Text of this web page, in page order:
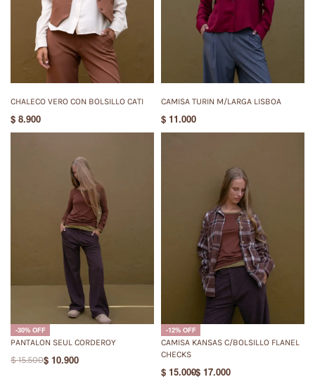
CHALECO VERO CON BOLSILLO CATI
$ 8.900
CAMISA TURIN M/LARGA LISBOA
$ 11.000
-30% OFF
PANTALON SEUL CORDEROY
$15.500$ 10.900
-12% OFF
CAMISA KANSAS C/BOLSILLO FLANEL
CHECKS
$ 15.000$ 17.000